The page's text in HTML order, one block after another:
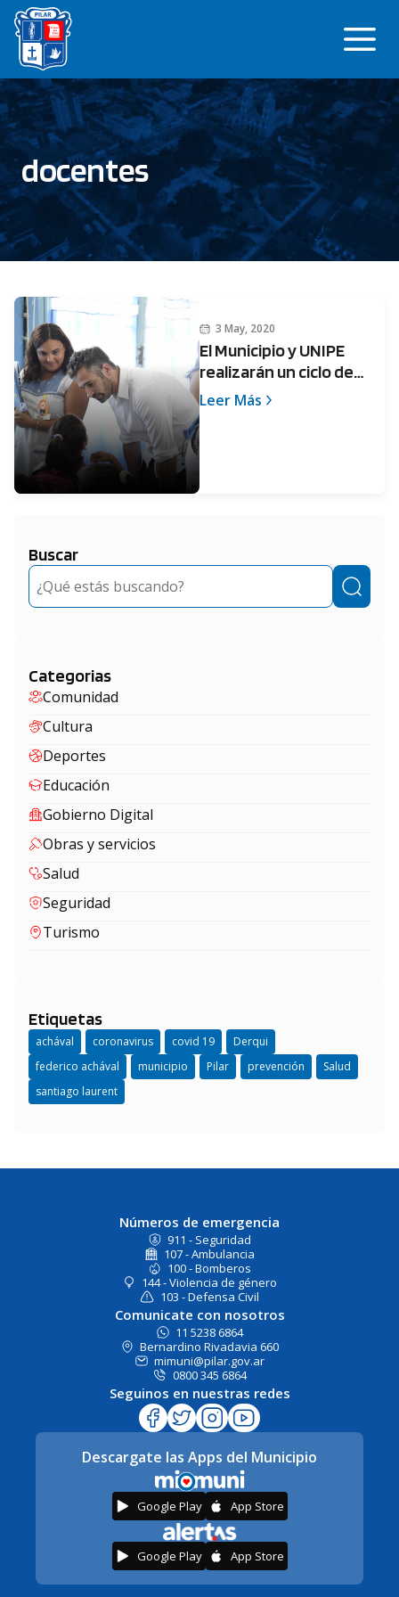
Saltar
contenido
docentes
3 May, 2020
El Municipio y UNIPE
realizarán un ciclo de
capacitaciones online
Leer Más
Buscar
Buscar
Categorias
Comunidad
Cultura
Deportes
Educación
Gobierno Digital
Obras y servicios
Salud
Seguridad
Turismo
Etiquetas
achával coronavirus covid 19
Derqui
federico achával
municipio Pilar prevención
Salud
santiago laurent
Números de emergencia
911 - Seguridad
107 - Ambulancia
100 - Bomberos
144 - Violencia de género
103 - Defensa Civil
Comunicate con nosotros
11 5238 6864
Bernardino Rivadavia 660
mimuni@pilar.gov.ar
0800 345 6864
Seguinos en nuestras redes
Descargate las Apps del Municipio
Google Play App Store
Google Play App Store